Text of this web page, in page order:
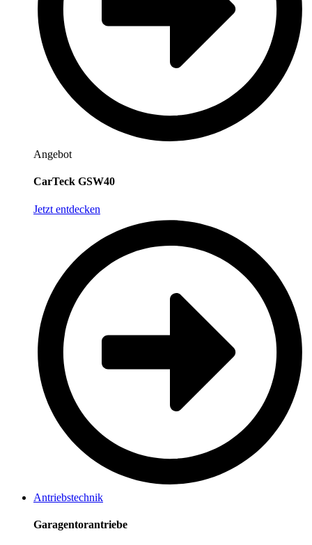
Angebot
CarTeck GSW40
Jetzt entdecken
Antriebstechnik
Garagentorantriebe